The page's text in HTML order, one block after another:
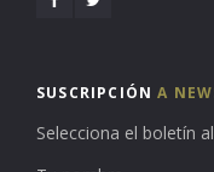
SUSCRIPCIÓNA
Selecciona el boletín